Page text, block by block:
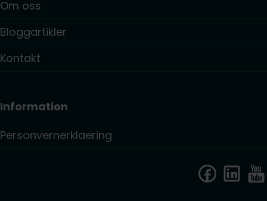
Om oss
Bloggartikler
Kontakt
Information
Personvernerklaering